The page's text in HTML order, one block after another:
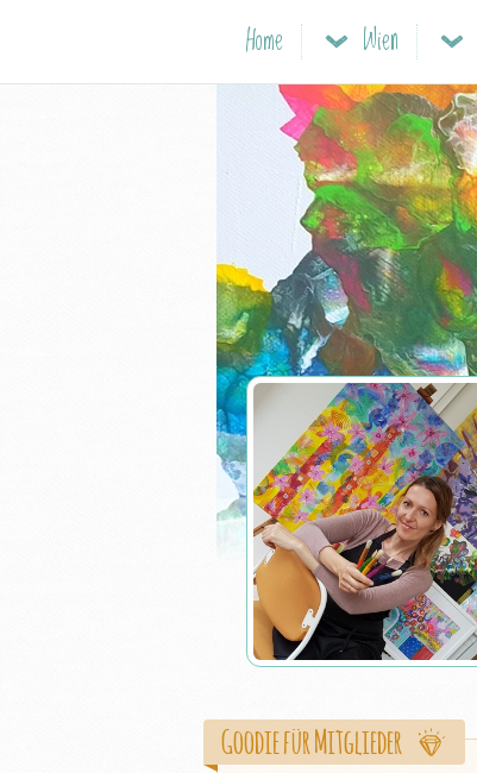
Home Wien
Goodie für Mitglieder